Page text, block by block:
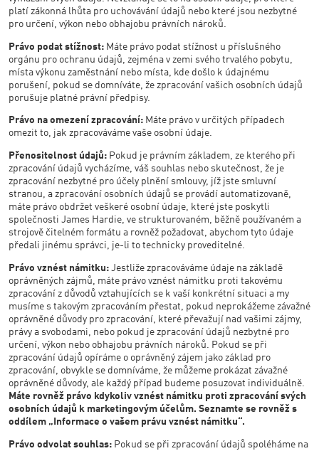
platí zákonná lhůta pro uchovávání údajů nebo které jsou nezbytné
pro určení, výkon nebo obhajobu právních nároků.
Právo podat stížnost: Máte právo podat stížnost u příslušného
orgánu pro ochranu údajů, zejména v zemi svého trvalého pobytu,
místa výkonu zaměstnání nebo místa, kde došlo k údajnému
porušení, pokud se domníváte, že zpracování vašich osobních údajů
porušuje platné právní předpisy.
Právo na omezení zpracování: Máte právo v určitých případech
omezit to, jak zpracováváme vaše osobní údaje.
Přenositelnost údajů: Pokud je právním základem, ze kterého při
zpracování údajů vycházíme, váš souhlas nebo skutečnost, že je
zpracování nezbytné pro účely plnění smlouvy, jíž jste smluvní
stranou, a zpracování osobních údajů se provádí automatizovaně,
máte právo obdržet veškeré osobní údaje, které jste poskytli
společnosti James Hardie, ve strukturovaném, běžně používaném a
strojově čitelném formátu a rovněž požadovat, abychom tyto údaje
předali jinému správci, je-li to technicky proveditelné.
Právo vznést námitku: Jestliže zpracováváme údaje na základě
oprávněných zájmů, máte právo vznést námitku proti takovému
zpracování z důvodů vztahujících se k vaší konkrétní situaci a my
musíme s takovým zpracováním přestat, pokud neprokážeme závažné
oprávněné důvody pro zpracování, které převažují nad vašimi zájmy,
právy a svobodami, nebo pokud je zpracování údajů nezbytné pro
určení, výkon nebo obhajobu právních nároků. Pokud se při
zpracování údajů opíráme o oprávněný zájem jako základ pro
zpracování, obvykle se domníváme, že můžeme prokázat závažné
oprávněné důvody, ale každý případ budeme posuzovat individuálně.
Máte rovněž právo kdykoliv vznést námitku proti zpracování svých
osobních údajů k marketingovým účelům. Seznamte se rovněž s
oddílem „Informace o vašem právu vznést námitku“.
Právo odvolat souhlas: Pokud se při zpracování údajů spoléháme na